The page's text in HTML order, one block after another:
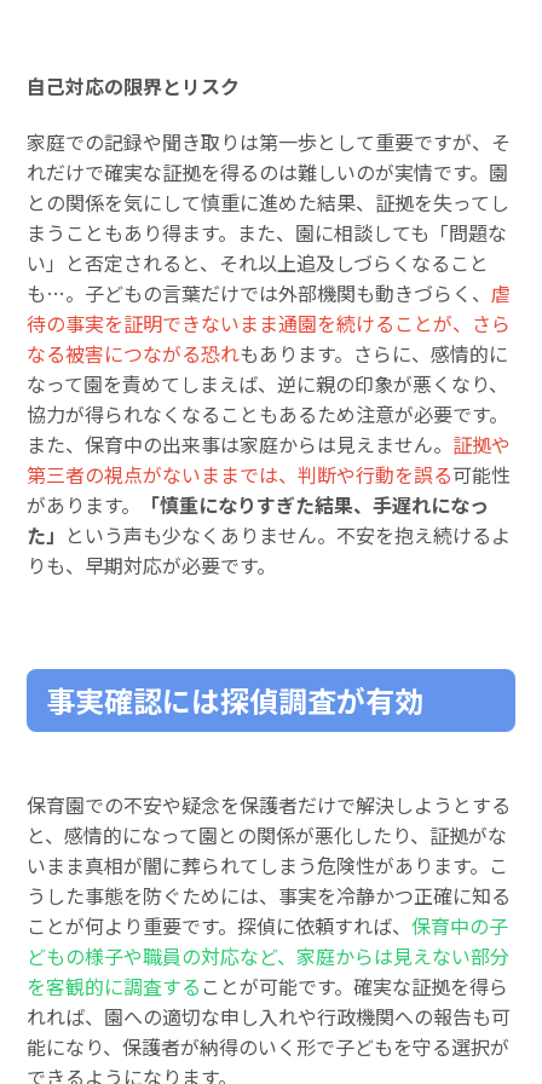
自己対応の限界とリスク
家庭での記録や聞き取りは第一歩として重要ですが、そ
れだけで確実な証拠を得るのは難しいのが実情です。園
との関係を気にして慎重に進めた結果、証拠を失ってし
まうこともあり得ます。また、園に相談しても「問題な
い」と否定されると、それ以上追及しづらくなること
も…。子どもの言葉だけでは外部機関も動きづらく、 虐
待の事実を証明できないまま通園を続けることが、さら
なる被害につながる恐れもあります。さらに、感情的に
なって園を責めてしまえば、逆に親の印象が悪くなり、
協力が得られなくなることもあるため注意が必要です。
また、保育中の出来事は家庭からは見えません。 証拠や
第三者の視点がないままでは、判断や行動を誤る可能性
があります。
「慎重になりすぎた結果、手遅れになっ
た」 という声も少なくありません。不安を抱え続けるよ
りも、早期対応が必要です。
事実確認には探偵調査が有効
保育園での不安や疑念を保護者だけで解決しようとする
と、感情的になって園との関係が悪化したり、証拠がな
いまま真相が闇に葬られてしまう危険性があります。こ
うした事態を防ぐためには、事実を冷静かつ正確に知る
ことが何より重要です。探偵に依頼すれば、保育中の子
どもの様子や職員の対応など、家庭からは見えない部分
を客観的に調査する ことが可能です。確実な証拠を得ら
れれば、園への適切な申し入れや行政機関への報告も可
能になり、保護者が納得のいく形で子どもを守る選択が
できるようになります。